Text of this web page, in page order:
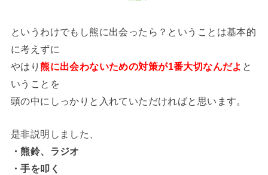
というわけでもし熊に出会ったら？ということは基本的
に考えずに
やはり熊に出会わないための対策が1番大切なんだよ と
いうことを
頭の中にしっかりと入れていただければと思います。
是非説明しました、
・熊鈴、ラジオ
・手を叩く